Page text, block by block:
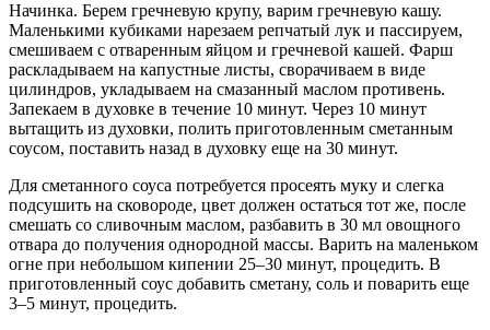
Начинка. Берем гречневую крупу, варим гречневую кашу.
Маленькими кубиками нарезаем репчатый лук и пассируем,
смешиваем с отваренным яйцом и гречневой кашей. Фарш
раскладываем на капустные листы, сворачиваем в виде
цилиндров, укладываем на смазанный маслом противень.
Запекаем в духовке в течение 10 минут. Через 10 минут
вытащить из духовки, полить приготовленным сметанным
соусом, поставить назад в духовку еще на 30 минут.
Для сметанного соуса потребуется просеять муку и слегка
подсушить на сковороде, цвет должен остаться тот же, после
смешать со сливочным маслом, разбавить в 30 мл овощного
отвара до получения однородной массы. Варить на маленьком
огне при небольшом кипении 25–30 минут, процедить. В
приготовленный соус добавить сметану, соль и поварить еще
3–5 минут, процедить.